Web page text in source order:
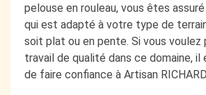
pelouse en rouleau, vous êtes assuré
qui est adapté à votre type de
soit plat ou en pente. Si vous voulez
travail de qualité dans ce domaine,
de faire confiance à Artisan